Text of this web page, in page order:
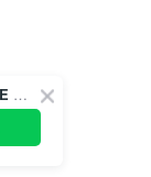
歡迎訂閱我們的LINE 官方帳號